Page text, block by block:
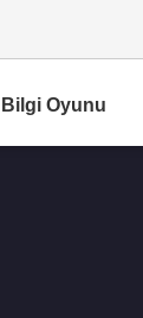
Bilgi Oyunu